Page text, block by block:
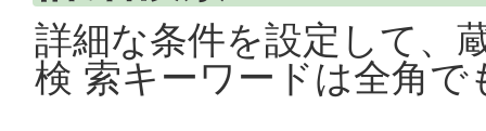
詳細な条件を設定して、
検 索キーワードは全角